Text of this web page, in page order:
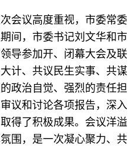
议高度重视，市委常委
间，市委书记刘文华和市
导参加开、闭幕大会及联
计、共议民生实事、共谋
政治自觉、强烈的责任担
议和讨论各项报告，深入
得了积极成果。会议洋溢
围，是一次凝心聚力、共